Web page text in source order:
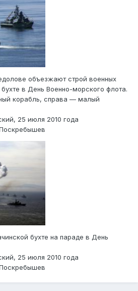
объезжают строй военных
в День Военно-морского флота.
корабль, справа — малый
25 июля 2010 года
бухте на параде в День
25 июля 2010 года